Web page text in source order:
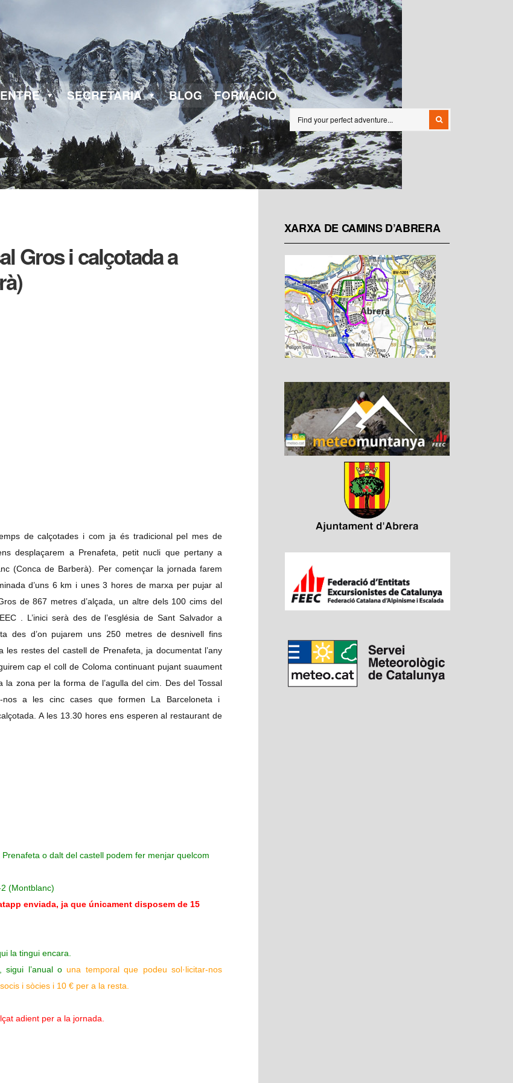
SECRETARIA BLOG FORMACIÓ
Gros i calçotada a
de calçotades i com ja és tradicional pel mes de
desplaçarem a Prenafeta, petit nucli que pertany a
(Conca de Barberà). Per començar la jornada farem
d’uns 6 km i unes 3 hores de marxa per pujar al
de 867 metres d’alçada, un altre dels 100 cims del
. L’inici serà des de l’església de Sant Salvador a
des d’on pujarem uns 250 metres de desnivell fins
les restes del castell de Prenafeta, ja documentat l’any
cap el coll de Coloma continuant pujant suaument
zona per la forma de l’agulla del cim. Des del Tossal
nos a les cinc cases que formen La Barceloneta i
Ales 13.30 hores ens esperen al restaurant de
o dalt del castell podem fer menjar quelcom
(Montblanc)
enviada, ja que únicament disposem de 15
la tingui encara.
sigui l’anual ouna temporal que podeu sol·licitar-nos
i sòcies i 10 € per a la resta.
adient per a la jornada.
XARXA DE CAMINS D’ABRERA